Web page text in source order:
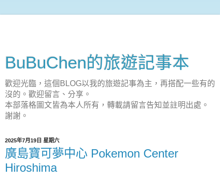
BuBuChen的旅遊記事本
歡迎光臨，這個BLOG以我的旅遊記事為主，再搭配一些有的
沒的。歡迎留言、分享。
本部落格圖文皆為本人所有，轉載請留言告知並註明出處。
謝謝。
2025年7月19日 星期六
廣島寶可夢中心 Pokemon Center
Hiroshima